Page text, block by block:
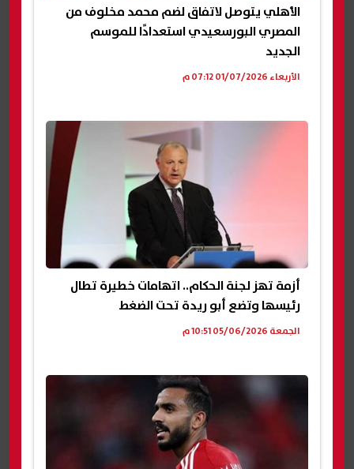
الأهلي يتوصل لاتفاق لضم محمد مخلوف من
المصري البورسعيدي استعدادًا للموسم
الجديد
الأربعاء 01/07/2026 07:12 م
أزمة تهز لجنة الحكام.. اتهامات خطيرة تطال
رئيسها وتضع أبو ريدة تحت الضغط
الجمعة 05/06/2026 10:51 م